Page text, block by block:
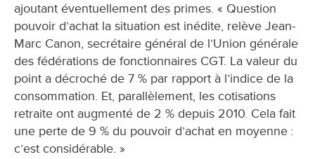
ajoutant éventuellement des primes. « Question
pouvoir d’achat la situation est inédite, relève Jean-
Marc Canon, secrétaire général de l’Union générale
des fédérations de fonctionnaires CGT. La valeur du
point a décroché de 7 % par rapport à l’indice de la
consommation. Et, parallèlement, les cotisations
retraite ont augmenté de 2 % depuis 2010. Cela fait
une perte de 9 % du pouvoir d’achat en moyenne :
c’est considérable. »